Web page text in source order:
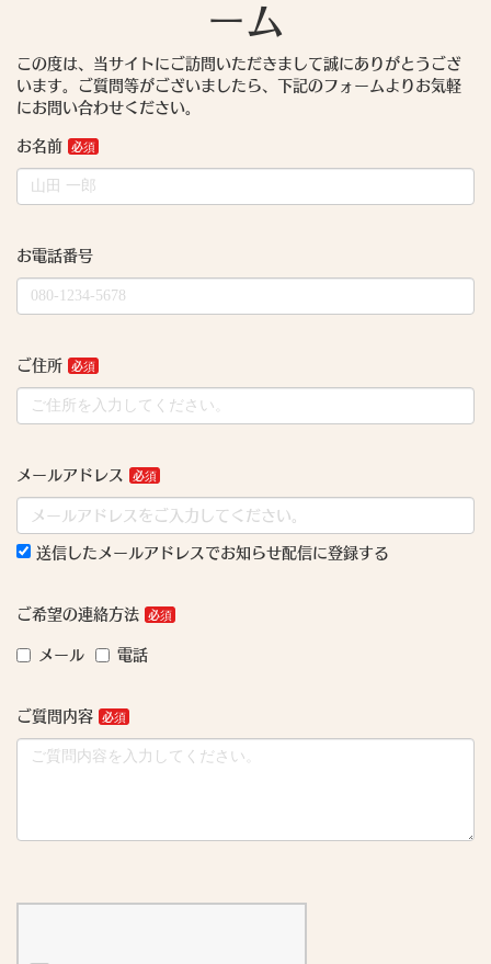
ーム
この度は、当サイトにご訪問いただきまして誠にありがとうござ
います。ご質問等がございましたら、下記のフォームよりお気軽
にお問い合わせください。
お名前
お電話番号
ご住所
メールアドレス
送信したメールアドレスでお知らせ配信に登録する
ご希望の連絡方法
メール 電話
ご質問内容